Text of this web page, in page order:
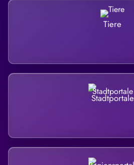
Tiere
Stadtportale